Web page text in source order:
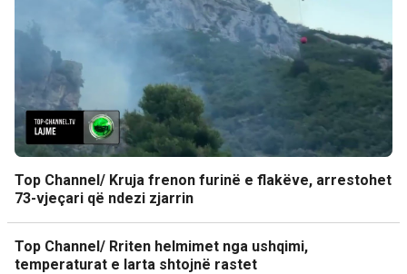
Top Channel/ Kruja frenon furinë e flakëve, arrestohet
73-vjeçari që ndezi zjarrin
Top Channel/ Rriten helmimet nga ushqimi,
temperaturat e larta shtojnë rastet